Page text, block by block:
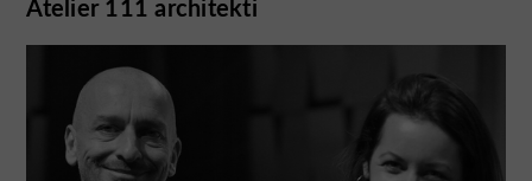
Atelier 111 architekti